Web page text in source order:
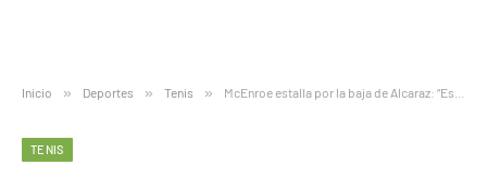
Inicio » Deportes » Tenis » McEnroe estalla por la baja de Alcaraz: “Es una pérdida horrible para el tenis”
TENIS